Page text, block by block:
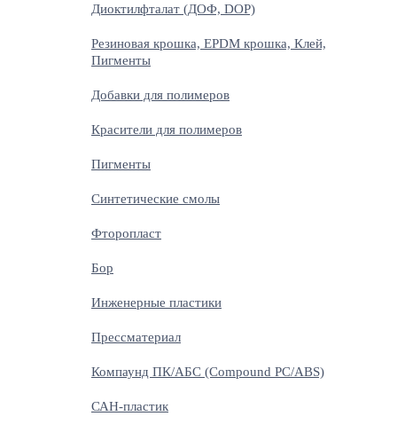
Диоктилфталат (ДОФ, DOP)
Резиновая крошка, EPDM крошка, Клей,
Пигменты
Добавки для полимеров
Красители для полимеров
Пигменты
Синтетические смолы
Фторопласт
Бор
Инженерные пластики
Прессматериал
Компаунд ПК/АБС (Compound PC/ABS)
САН-пластик